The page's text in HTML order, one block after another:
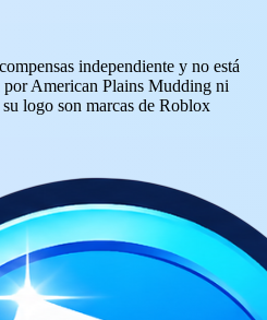
independiente y no está
American Plains Mudding ni
logo son marcas de Roblox